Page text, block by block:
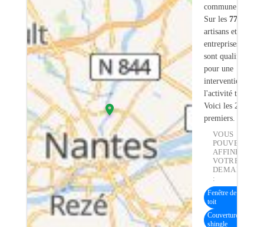
commune.
Sur les 771
artisans et
entreprises
sont qualifiés
pour une
intervention sur
l'activité toiture.
Voici les 20
premiers.
VOUS
POUVEZ
AFFINER
VOTRE
DEMANDE
:
Fenêtre de
toit
Couverture
shingle